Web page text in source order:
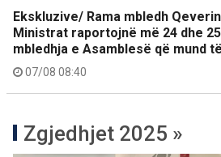
Ekskluzive/ Rama mbledh
Ministrat raportojnë më 24 dhe
mbledhja e Asamblesë që mund
07/08 08:40
Zgjedhjet 2025 »